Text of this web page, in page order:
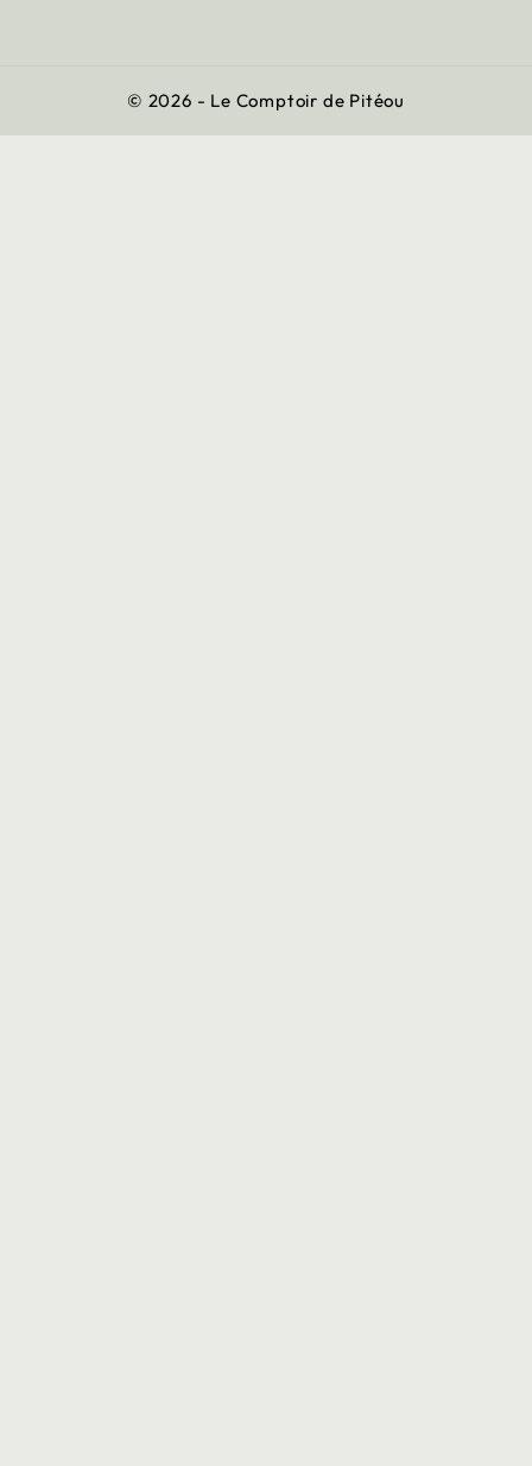
© 2026 - Le Comptoir de Pitéou